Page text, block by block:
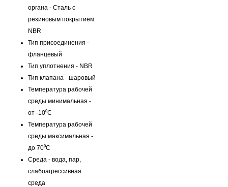
органа - Сталь с
резиновым покрытием
NBR
Тип присоединения -
фланцевый
Тип уплотнения - NBR
Тип клапана - шаровый
Температура рабочей
среды минимальная -
от -10⁰C
Температура рабочей
среды максимальная -
до 70⁰C
Среда - вода, пар,
слабоагрессивная
среда